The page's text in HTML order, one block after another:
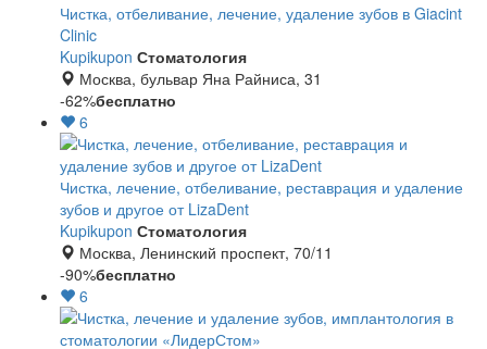
Чистка, отбеливание, лечение, удаление зубов в Giacint
Clinic
Kupikupon Стоматология
Москва, бульвар Яна Райниса, 31
-62%бесплатно
6
Чистка, лечение, отбеливание, реставрация и удаление
зубов и другое от LizaDent
Kupikupon Стоматология
Москва, Ленинский проспект, 70/11
-90%бесплатно
6